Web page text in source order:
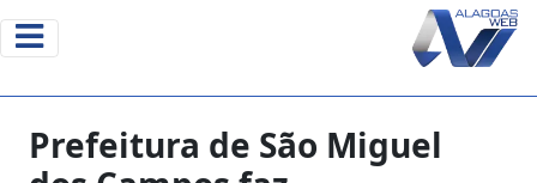
Prefeitura de São Miguel